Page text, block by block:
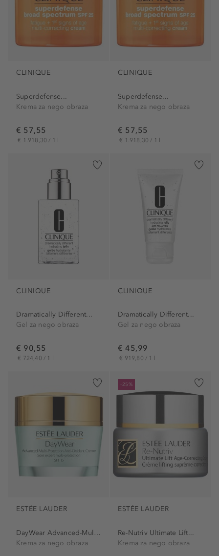
CLINIQUE
Superdefense...
Krema za nego obraza
€ 57,55
€ 1.918,30 / 1 l
CLINIQUE
Superdefense...
Krema za nego obraza
€ 57,55
€ 1.918,30 / 1 l
CLINIQUE
Dramatically Different...
Gel za nego obraza
€ 90,55
€ 724,40 / 1 l
CLINIQUE
Dramatically Different...
Gel za nego obraza
€ 45,99
€ 919,80 / 1 l
ESTÉE LAUDER
DayWear Advanced-Multi...
Krema za nego obraza
-25%
ESTÉE LAUDER
Re-Nutriv Ultimate Lift...
Krema za nego obraza